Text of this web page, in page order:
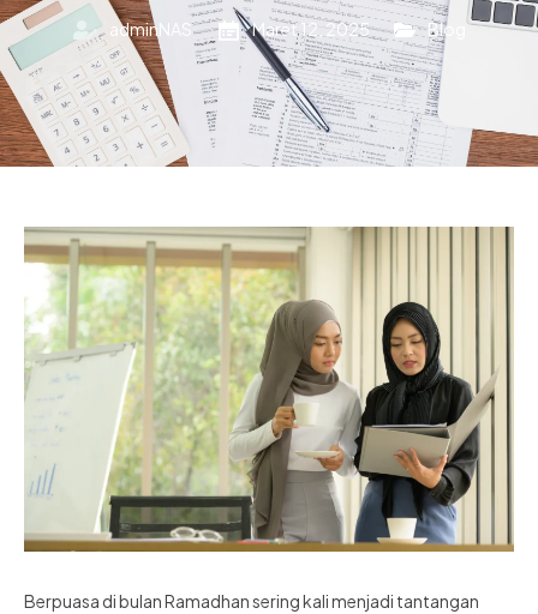
adminNAS Maret 12, 2025 Blog
Berpuasa di bulan Ramadhan sering kali menjadi tantangan